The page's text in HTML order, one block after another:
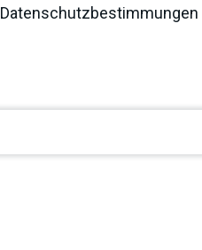
Datenschutzbestimmungen